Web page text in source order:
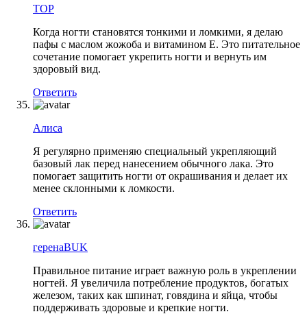
TOP
Когда ногти становятся тонкими и ломкими, я делаю
пафы с маслом жожоба и витамином E. Это питательное
сочетание помогает укрепить ногти и вернуть им
здоровый вид.
Ответить
Алиса
Я регулярно применяю специальный укрепляющий
базовый лак перед нанесением обычного лака. Это
помогает защитить ногти от окрашивания и делает их
менее склонными к ломкости.
Ответить
геренаBUK
Правильное питание играет важную роль в укреплении
ногтей. Я увеличила потребление продуктов, богатых
железом, таких как шпинат, говядина и яйца, чтобы
поддерживать здоровые и крепкие ногти.